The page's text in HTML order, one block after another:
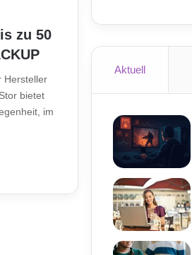
zu 50
Hersteller
bietet
im
Aktuell